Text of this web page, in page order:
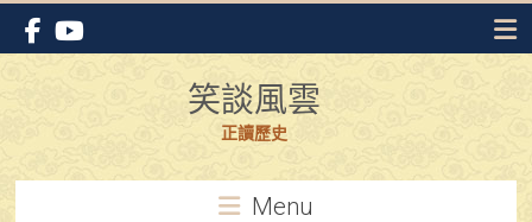
Skip
content
笑談風雲
正讀歷史
Menu